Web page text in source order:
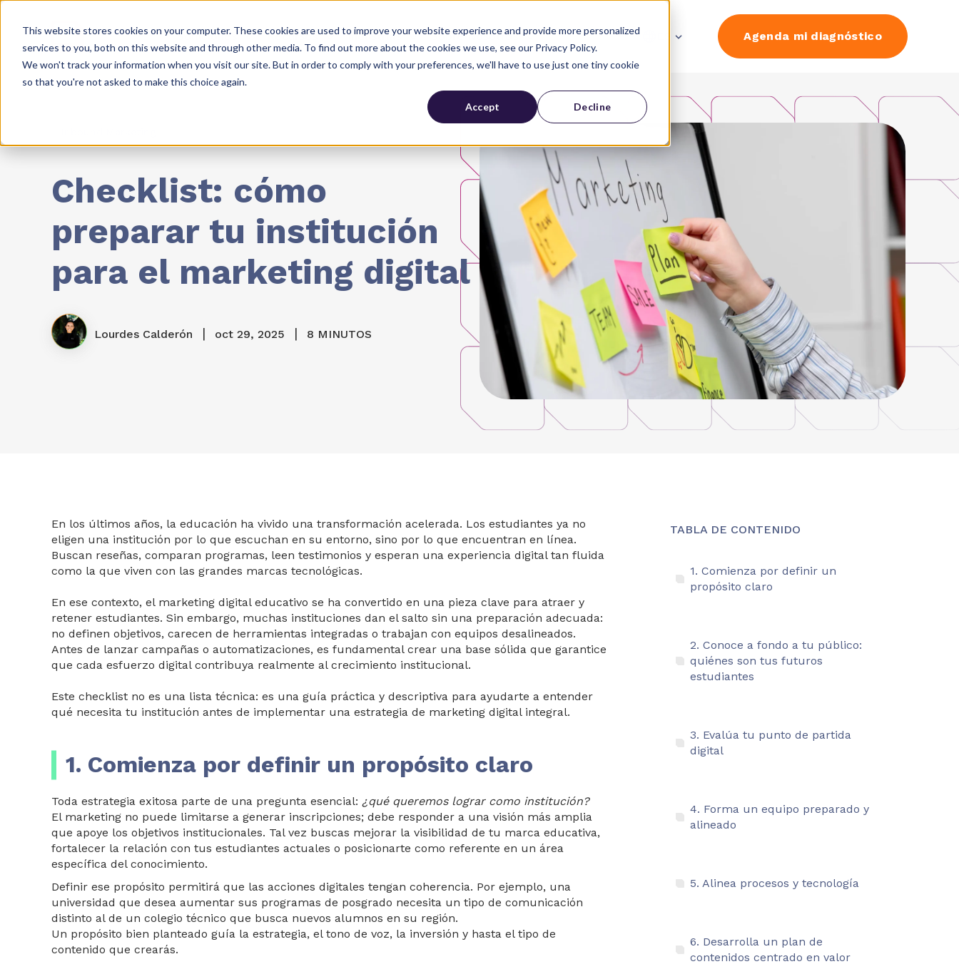
This website stores cookies on your computer. These cookies are used to improve your website experience and provide more personalized
services to you, both on this website and through other media. To find out more about the cookies we use, see our Privacy Policy.
We won't track your information when you visit our site. But in order to comply with your preferences, we'll have to use just one tiny cookie
so that you're not asked to make this choice again.
Accept Decline
Soluciones Recursos Industrias Sobre Nosotros ES Agenda mi diagnóstico
Checklist: cómo
preparar tu institución
para el marketing digital
Lourdes Calderón | oct 29, 2025 | 8 MINUTOS
En los últimos años, la educación ha vivido una transformación acelerada. Los estudiantes ya no
eligen una institución por lo que escuchan en su entorno, sino por lo que encuentran en línea.
Buscan reseñas, comparan programas, leen testimonios y esperan una experiencia digital tan fluida
como la que viven con las grandes marcas tecnológicas.
En ese contexto, el marketing digital educativo se ha convertido en una pieza clave para atraer y
retener estudiantes. Sin embargo, muchas instituciones dan el salto sin una preparación adecuada:
no definen objetivos, carecen de herramientas integradas o trabajan con equipos desalineados.
Antes de lanzar campañas o automatizaciones, es fundamental crear una base sólida que garantice
que cada esfuerzo digital contribuya realmente al crecimiento institucional.
Este checklist no es una lista técnica: es una guía práctica y descriptiva para ayudarte a entender
qué necesita tu institución antes de implementar una estrategia de marketing digital integral.
1. Comienza por definir un propósito claro
Toda estrategia exitosa parte de una pregunta esencial: ¿qué queremos lograr como institución?
El marketing no puede limitarse a generar inscripciones; debe responder a una visión más amplia
que apoye los objetivos institucionales. Tal vez buscas mejorar la visibilidad de tu marca educativa,
fortalecer la relación con tus estudiantes actuales o posicionarte como referente en un área
específica del conocimiento.
Definir ese propósito permitirá que las acciones digitales tengan coherencia. Por ejemplo, una
universidad que desea aumentar sus programas de posgrado necesita un tipo de comunicación
distinto al de un colegio técnico que busca nuevos alumnos en su región.
Un propósito bien planteado guía la estrategia, el tono de voz, la inversión y hasta el tipo de
contenido que crearás.
TABLA DE CONTENIDO
1. Comienza por definir un
propósito claro
2. Conoce a fondo a tu público:
quiénes son tus futuros
estudiantes
3. Evalúa tu punto de partida
digital
4. Forma un equipo preparado y
alineado
5. Alinea procesos y tecnología
6. Desarrolla un plan de
contenidos centrado en valor